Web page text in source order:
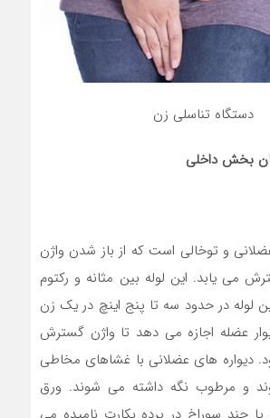
دستگاه تناسلی زن
بخش داخلی
و توخالی است که از باز شدن واژن
می یابد. این لوله بین مثانه و رکتوم
لوله در حدود سه تا پنج اینچ در یک زن
عضله اجازه می دهد تا واژن گسترش
دیواره های عضلانی با غشاهای مخاطی
و مرطوب نگه داشته می شوند. ورق